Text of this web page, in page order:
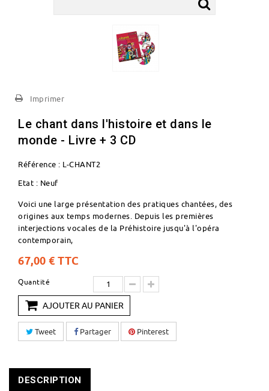
Imprimer
Le chant dans l'histoire et dans le
monde - Livre + 3 CD
Référence : L-CHANT2
Etat : Neuf
Voici une large présentation des pratiques chantées, des
origines aux temps modernes. Depuis les premières
interjections vocales de la Préhistoire jusqu'à l'opéra
contemporain,
67,00 € TTC
Quantité
AJOUTER AU PANIER
Tweet Partager Pinterest
DESCRIPTION